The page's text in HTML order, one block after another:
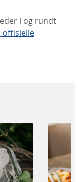
i og rundt
offisielle